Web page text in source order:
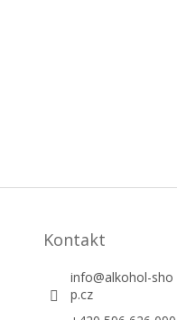
Kontakt
info@alkohol-sho
p.cz